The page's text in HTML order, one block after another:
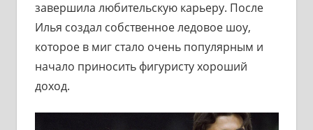
завершила любительскую карьеру. После
Илья создал собственное ледовое шоу,
которое в миг стало очень популярным и
начало приносить фигуристу хороший
доход.